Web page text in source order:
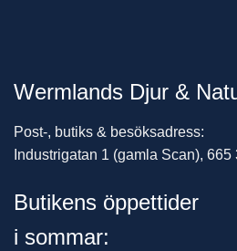
Wermlands Djur &
Post-, butiks & besöksadress:
Industrigatan 1 (gamla Scan), 665
Butikens öppettider
i sommar: